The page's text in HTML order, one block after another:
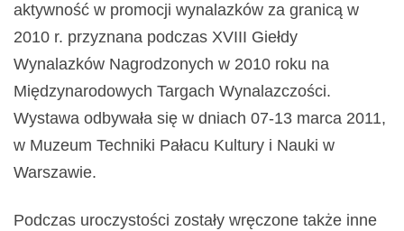
aktywność w promocji wynalazków za granicą w
2010 r. przyznana podczas XVIII Giełdy
Wynalazków Nagrodzonych w 2010 roku na
Międzynarodowych Targach Wynalazczości.
Wystawa odbywała się w dniach 07-13 marca 2011,
w Muzeum Techniki Pałacu Kultury i Nauki w
Warszawie.
Podczas uroczystości zostały wręczone także inne